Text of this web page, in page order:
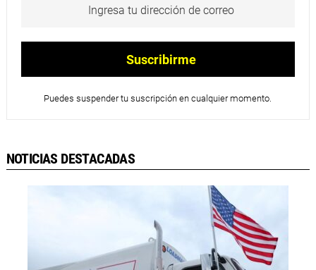
Puedes suspender tu suscripción en cualquier momento.
NOTICIAS DESTACADAS